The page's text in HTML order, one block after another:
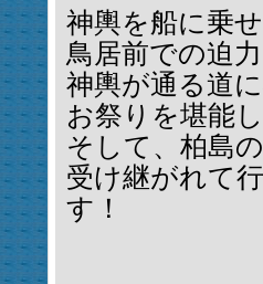
神輿を船に乗
鳥居前での迫
神輿が通る道
お祭りを堪能
そして、柏島
受け継がれて
す！